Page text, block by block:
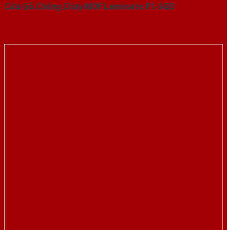
Cửa Gỗ Chống Cháy MDF Laminate P1-SGD